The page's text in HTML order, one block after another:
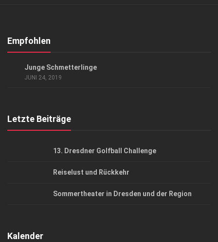
Kontakt, Impressum
Empfohlen
Junge Schmetterlinge
JUNI 24, 2019
Letzte Beiträge
13. Dresdner Golfball Challenge
Reiselust und Rückkehr
Sommertheater in Dresden und der Region
Kalender